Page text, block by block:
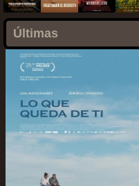
Últimas